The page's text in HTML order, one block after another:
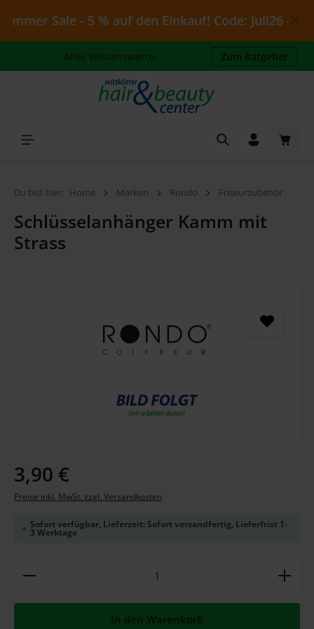
Zum Hauptinhalt springen
Sale - 5 % auf den Einkauf! Code: Juli26 -
Alles Wissenswerte... Zum Ratgeber
Du bist hier: Home Marken Rondo Friseurzubehör
Schlüsselanhänger Kamm mit
Strass
Regulärer Preis:
3,90 €
Preise inkl. MwSt. zzgl. Versandkosten
Sofort verfügbar, Lieferzeit: Sofort versandfertig, Lieferfrist 1-
3 Werktage
Produkt Anzahl: Gib den gewünschten Wert ein
In den Warenkorb